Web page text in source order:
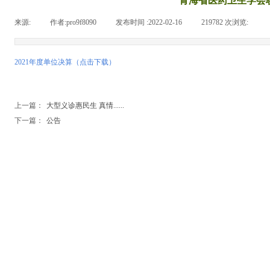
来源: 作者:pro9f8090 发布时间 :2022-02-16 219782 次浏览:
2021年度单位决算 （点击下载）
上一篇：
大型义诊惠民生 真情......
下一篇：
公告